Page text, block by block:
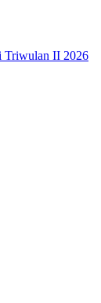
Triwulan II 2026